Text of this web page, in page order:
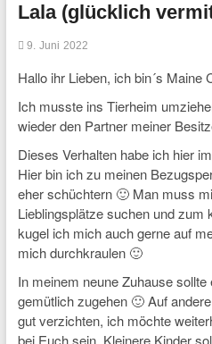
Lala (glücklich
9. Juni 2022
Hallo ihr Lieben, ich bin´s Maine
Ich musste ins Tierheim
wieder den Partner meiner
Dieses Verhalten habe ich hier
Hier bin ich zu meinen
eher schüchtern 🙂 Man muss
Lieblingsplätze suchen und zum
kugel ich mich auch gerne auf
mich durchkraulen 🙂
In meinem neune Zuhause
gemütlich zugehen 🙂 Auf
gut verzichten, ich möchte
bei Euch sein. Kleinere Kinder